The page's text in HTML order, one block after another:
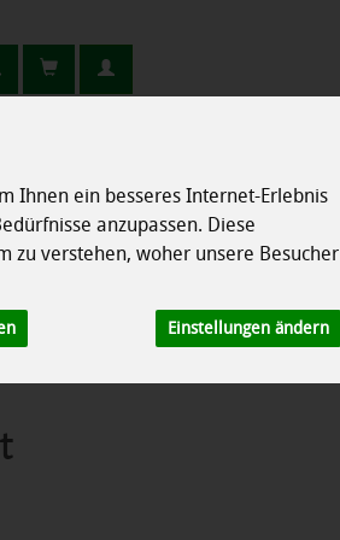
Ihnen ein besseres Internet-Erlebnis
anzupassen. Diese
zu verstehen, woher unsere Besucher
Einstellungen ändern
Besonderes